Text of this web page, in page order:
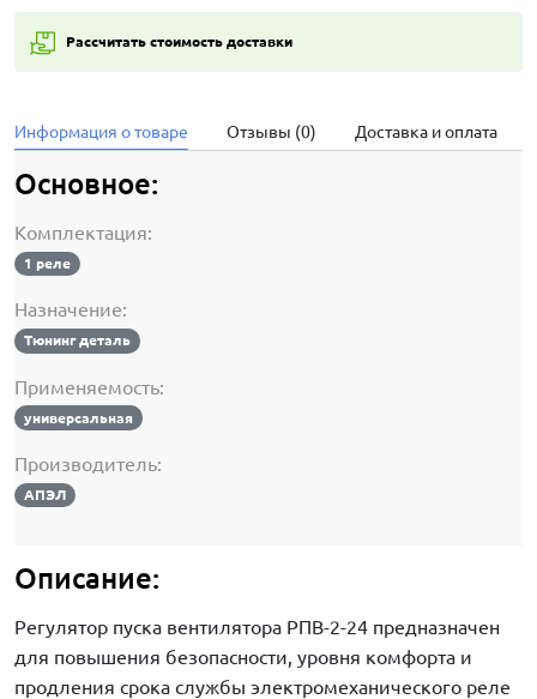
Рассчитать стоимость доставки
Информация о товаре Отзывы (0) Доставка и оплата
Основное:
Комплектация:
1 реле
Назначение:
Тюнинг деталь
Применяемость:
универсальная
Производитель:
АПЭЛ
Описание:
Регулятор пуска вентилятора РПВ-2-24 предназначен
для повышения безопасности, уровня комфорта и
продления срока службы электромеханического реле